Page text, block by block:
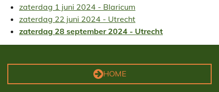
zaterdag 1 juni 2024 - Blaricum
zaterdag 22 juni 2024 - Utrecht
zaterdag 28 september 2024 - Utrecht
HOME